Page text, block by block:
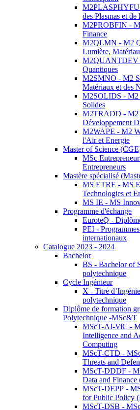
des Plasmas et de
M2PROBFIN -
Finance
M2QLMN - M2
Lumière,
M2QUANTDEV
Quantiques
M2SMNO - M2
Matériaux et des
M2SOLIDS - M2
Solides
M2TRADD - M2
Développement
M2WAPE - M2
l'Air et Energie
Master of Science
MSc
Entrepreneurs
Mastère spécialisé
MS ETRE - MS
Technologies et
MS IE - MS
Programme d'échange
EuroteQ -
PEI -
internationaux
Catalogue 2023 - 2024
Bachelor
BS - Bachelor of
polytechnique
Cycle Ingénieur
X - Titre
polytechnique
Diplôme de formation
Polytechnique -MSc&T
MScT-AI-ViC -
Intelligence and
Computing
MScT-CTD -
Threats and
MScT-DDDF -
Data and
MScT-DEPP -
for Public Policy
MScT-DSB -